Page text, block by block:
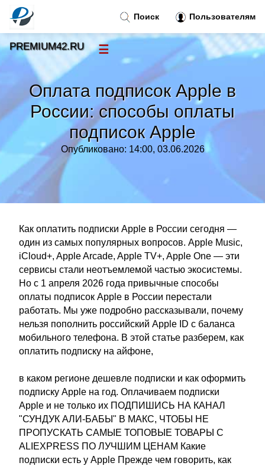
Оплата подписок Apple в
России: способы оплаты
подписок Apple
Опубликовано: 14:00, 03.06.2026
Как оплатить подписки Apple в России сегодня —
один из самых популярных вопросов. Apple Music,
iCloud+, Apple Arcade, Apple TV+, Apple One — эти
сервисы стали неотъемлемой частью экосистемы.
Но с 1 апреля 2026 года привычные способы
оплаты подписок Apple в России перестали
работать. Мы уже подробно рассказывали, почему
нельзя пополнить российский Apple ID с баланса
мобильного телефона. В этой статье разберем, как
оплатить подписку на айфоне,
в каком регионе дешевле подписки и как оформить
подписку Apple на год. Оплачиваем подписки
Apple и не только их ПОДПИШИСЬ НА КАНАЛ
"СУНДУК АЛИ-БАБЫ" В МАКС, ЧТОБЫ НЕ
ПРОПУСКАТЬ САМЫЕ ТОПОВЫЕ ТОВАРЫ С
ALIEXPRESS ПО ЛУЧШИМ ЦЕНАМ Какие
подписки есть у Apple Прежде чем говорить, как
Поиск Пользователям
PREMIUM42.RU ☰
Новости
Тренды новостей »
»
Правила »
Контакт»